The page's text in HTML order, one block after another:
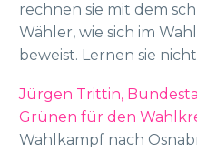
rechnen sie mit dem
Wähler, wie sich im
beweist. Lernen sie
Jürgen Trittin,
Grünen für den
Wahlkampf nach